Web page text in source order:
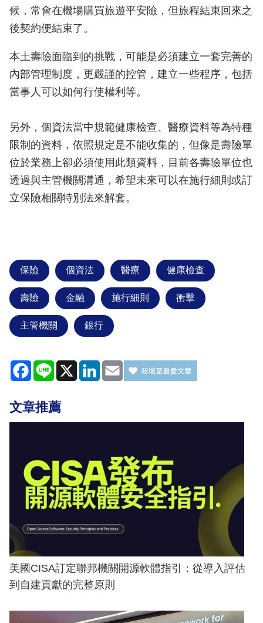
候，常會在機場購買旅遊平安險，但旅程結束回來之
後契約便結束了。
本土壽險面臨到的挑戰，可能是必須建立一套完善的
內部管理制度，更嚴謹的控管，建立一些程序，包括
當事人可以如何行使權利等。
另外，個資法當中規範健康檢查、醫療資料等為特種
限制的資料，依照規定是不能收集的，但像是壽險單
位於業務上卻必須使用此類資料，目前各壽險單位也
透過與主管機關溝通，希望未來可以在施行細則或訂
立保險相關特別法來解套。
保險 個資法 醫療 健康檢查
壽險 金融 施行細則 衝擊
主管機關 銀行
Facebook
Line X LinkedIn
Email
文章推薦
美國CISA訂定聯邦機關開源軟體指引：從導入評估
到自建貢獻的完整原則